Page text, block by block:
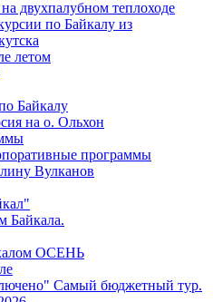
двухпалубном теплоходе
по Байкалу из
летом
Байкалу
на о. Ольхон
программы
Вулканов
Байкала.
ОСЕНЬ
Самый бюджетный тур.